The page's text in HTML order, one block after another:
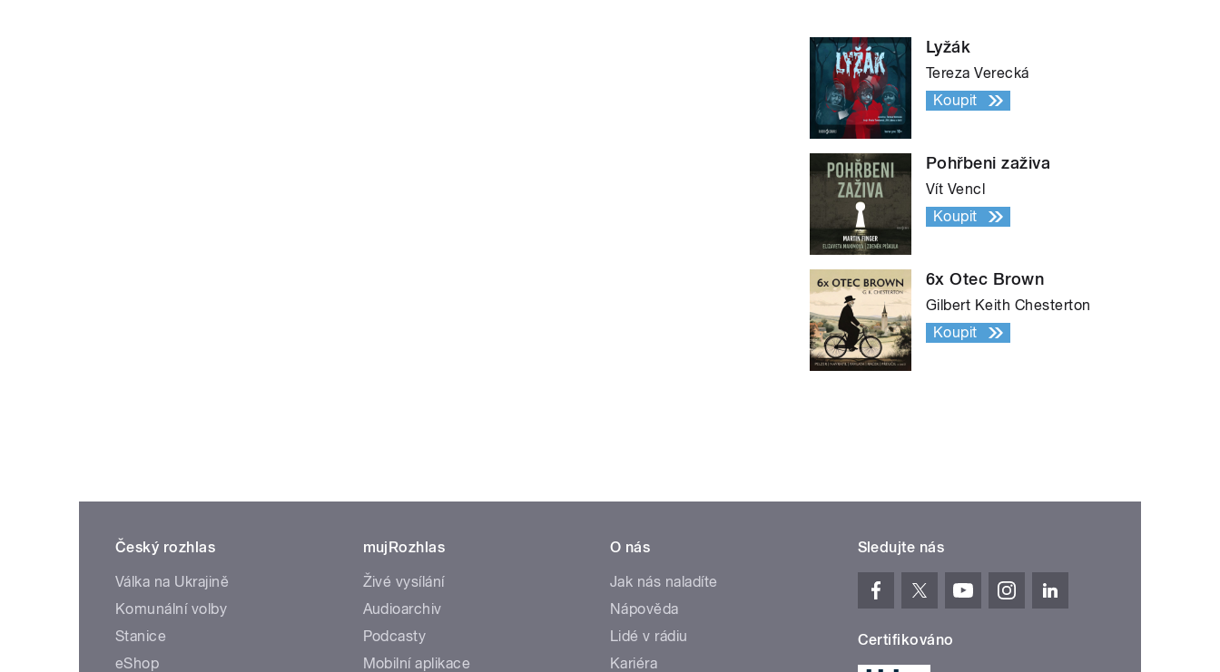
Lyžák
Tereza Verecká
Koupit
Pohřbeni zaživa
Vít Vencl
Koupit
6x Otec Brown
Gilbert Keith Chesterton
Koupit
Český rozhlas
Válka na Ukrajině
Komunální volby
Stanice
eShop
mujRozhlas
Živé vysílání
Audioarchiv
Podcasty
Mobilní aplikace
O nás
Jak nás naladíte
Nápověda
Lidé v rádiu
Kariéra
Sledujte nás
Certifikováno